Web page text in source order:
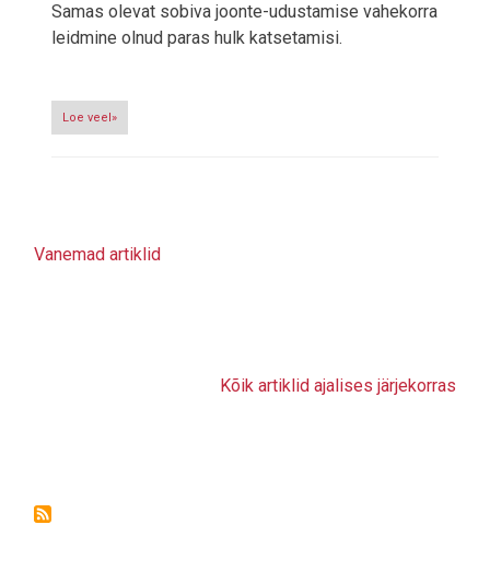
Samas olevat sobiva joonte-udustamise vahekorra
leidmine olnud paras hulk katsetamisi.
Loe veel»
Vanemad artiklid
Kõik artiklid ajalises järjekorras